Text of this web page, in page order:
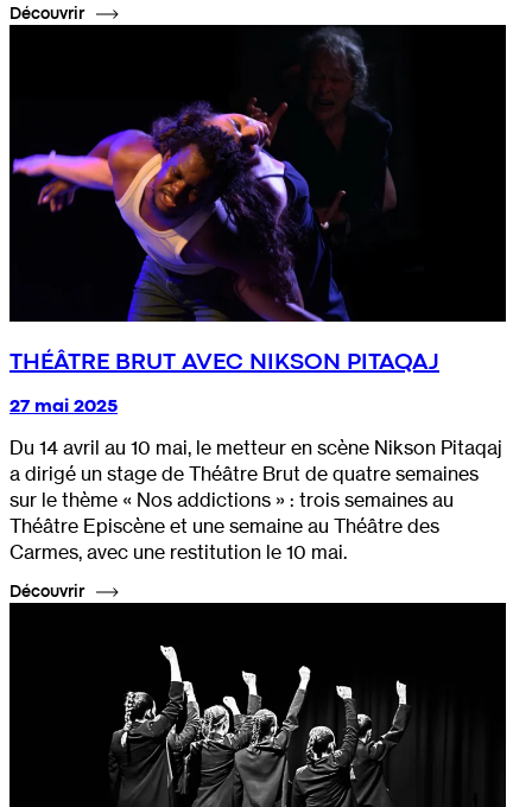
Découvrir
THÉÂTRE BRUT AVEC NIKSON PITAQAJ
27 mai 2025
Du 14 avril au 10 mai, le metteur en scène Nikson Pitaqaj
a dirigé un stage de Théâtre Brut de quatre semaines
sur le thème « Nos addictions » : trois semaines au
Théâtre Episcène et une semaine au Théâtre des
Carmes, avec une restitution le 10 mai.
Découvrir